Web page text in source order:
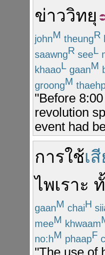
ข่าววิทยุ
johnM theungR
saawngR seeL
khaaoL gaanM
groongM
"Before
revolution
event had
การใช้เ
ไพเราะ
gaanM chaiH
meeM khwaam
no:hM phaapF
"The use of